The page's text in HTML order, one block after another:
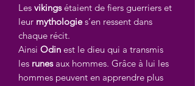
Les vikingsétaient de fiers guerriers et
leur mythologies’en ressent dans
chaque récit.
Ainsi Odin est le dieu qui a transmis
les runes aux hommes. Grâce à lui les
hommes peuvent en apprendre plus